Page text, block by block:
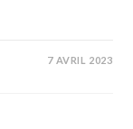
7 AVRIL 2023